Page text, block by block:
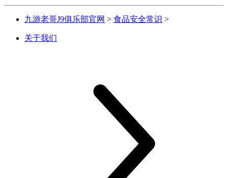
九游老哥J9俱乐部官网 > 食品安全常识 >
关于我们